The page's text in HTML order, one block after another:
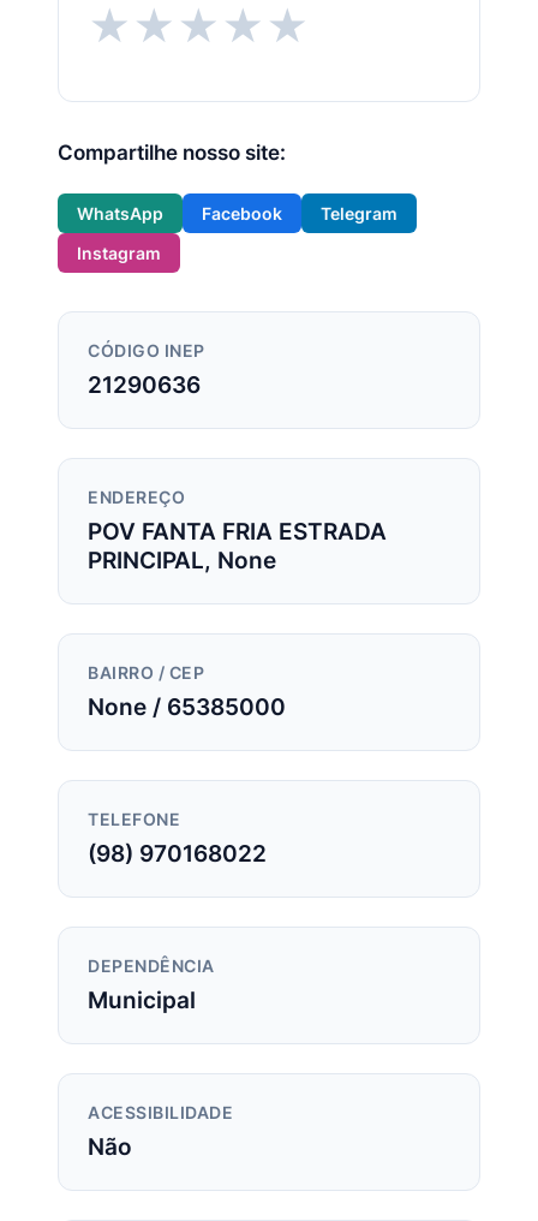
★★★★★
Compartilhe nosso site:
WhatsApp Facebook
Telegram
Instagram
CÓDIGO INEP
21290636
ENDEREÇO
POV FANTA FRIA ESTRADA
PRINCIPAL, None
BAIRRO / CEP
None / 65385000
TELEFONE
(98) 970168022
DEPENDÊNCIA
Municipal
ACESSIBILIDADE
Não